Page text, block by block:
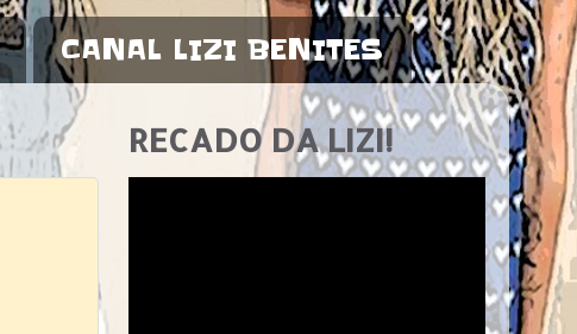
CANAL LIZI BENITES
RECADO DA LIZI!